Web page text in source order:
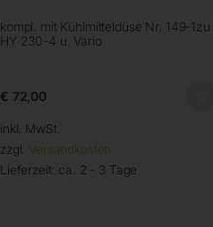
kompl. mit Kühlmitteldüse Nr. 149-1zu
HY 230-4 u. Vario
€ 72,00
inkl. MwSt.
zzgl. Versandkosten
Lieferzeit: ca. 2 - 3 Tage